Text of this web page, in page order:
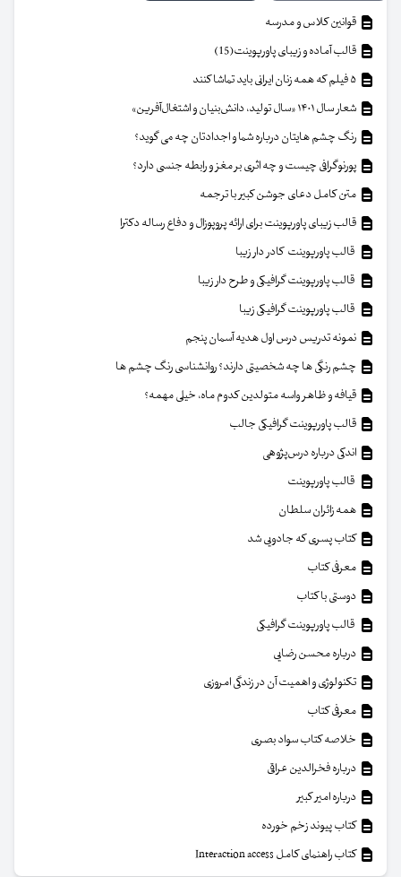
قوانین کلاس و مدرسه
قالب آماده و زیبای پاورپوینت(15)
شعار سال ۱۴۰۱ «سال تولید، دانش‌بنیان و اشتغال‌آفرین»
رنگ چشم هایتان درباره شما و اجدادتان چه می گوید؟
پورنوگرافی چیست و چه اثری بر مغز و رابطه جنسی دارد؟
متن کامل دعای جوشن کبیر با ترجمه
قالب زیبای پاورپوینت برای ارائه پروپوزال و دفاع رساله دکترا
قالب پاورپوینت کادر دار زیبا
قالب پاورپوینت گرافیکی و طرح دار زیبا
قالب پاورپوینت گرافیکی زیبا
نمونه تدریس درس اول هدیه آسمان پنجم
چشم رنگی ها چه شخصیتی دارند؟ روانشناسی رنگ چشم ها
قیافه و ظاهر واسه متولدین کدوم ماه، خیلی مهمه؟
قالب پاورپوینت گرافیکی جالب
اندکی درباره درس‌پژوهی
قالب پاورپوینت
همه زائران سلطان
کتاب پسری که جادویی شد
معرفی کتاب
دوستی با کتاب
قالب پاورپوینت گرافیکی
درباره محسن رضایی
تکنولوژی و اهمیت آن در زندگی امروزی
معرفی کتاب
خلاصه کتاب سواد بصری
درباره فخرالدین عراقی
درباره امیر کبیر
کتاب پیوند زخم خورده
کتاب راهنمای کامل Interaction access